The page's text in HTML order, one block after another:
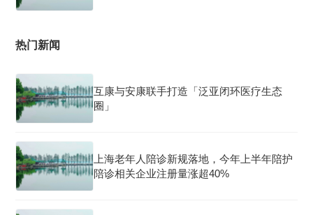
热门新闻
互康与安康联手打造「泛亚闭环医疗生态
圈」
上海老年人陪诊新规落地，今年上半年陪护
陪诊相关企业注册量涨超40%